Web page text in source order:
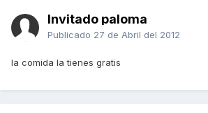
Invitado paloma
Publicado 27 de Abril del 2012
la comida la tienes gratis